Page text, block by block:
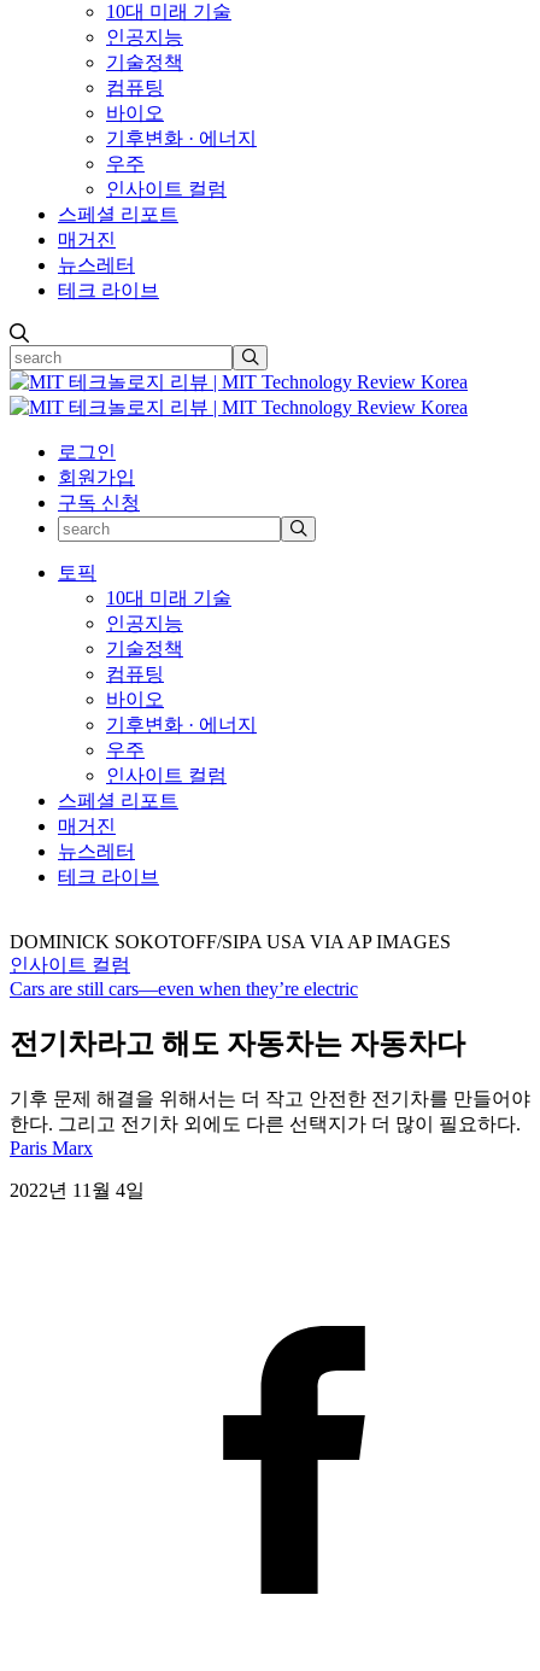
10대 미래 기술
인공지능
기술정책
컴퓨팅
바이오
기후변화 · 에너지
우주
인사이트 컬럼
스페셜 리포트
매거진
뉴스레터
테크 라이브
로그인
회원가입
구독 신청
토픽
10대 미래 기술
인공지능
기술정책
컴퓨팅
바이오
기후변화 · 에너지
우주
인사이트 컬럼
스페셜 리포트
매거진
뉴스레터
테크 라이브
DOMINICK SOKOTOFF/SIPA USA VIA AP IMAGES
인사이트 컬럼
Cars are still cars—even when they’re electric
전기차라고 해도 자동차는 자동차다
기후 문제 해결을 위해서는 더 작고 안전한 전기차를 만들어야
한다. 그리고 전기차 외에도 다른 선택지가 더 많이 필요하다.
Paris Marx
2022년 11월 4일